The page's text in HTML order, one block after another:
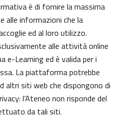
è di fornire la massima
alle informazioni che la
ed al loro utilizzo.
alle attività online
e-Learning ed è valida per i
La piattaforma potrebbe
altri siti web che dispongono di
l’Ateneo non risponde del
da tali siti.